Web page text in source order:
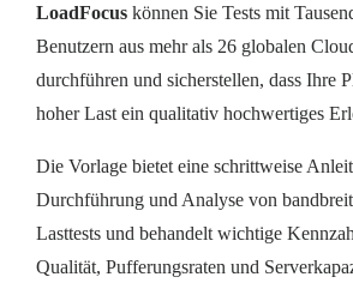
LoadFocus können Sie Tests mit
Benutzern aus mehr als 26 globalen
durchführen und sicherstellen, dass Ihre
hoher Last ein qualitativ hochwertiges
Die Vorlage bietet eine schrittweise
Durchführung und Analyse von
Lasttests und behandelt wichtige
Qualität, Pufferungsraten und